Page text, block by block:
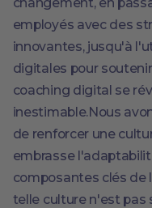
employés avec des
innovantes, jusqu'à
digitales pour
coaching digital se
inestimable.Nous
de renforcer une
embrasse
composantes clés de
telle culture n'est pas